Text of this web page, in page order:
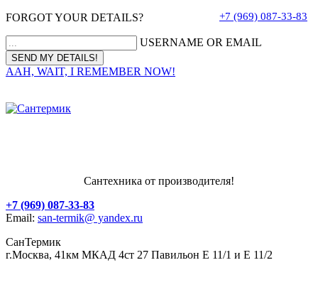
FORGOT YOUR DETAILS?
USERNAME OR EMAIL
AAH, WAIT, I REMEMBER NOW!
+7 (969) 087-33-83
Сантехника от производителя!
+7 (969) 087-33-83
Email: san-termik@ yandex.ru
СанТермик
г.Москва, 41км МКАД 4ст 27 Павильон Е 11/1 и Е 11/2